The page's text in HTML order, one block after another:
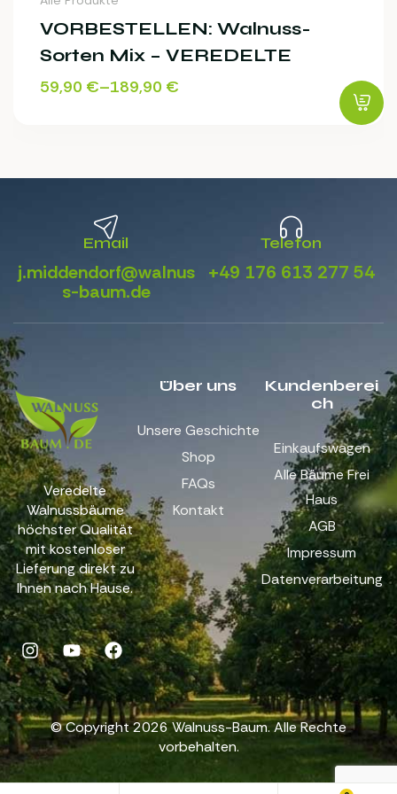
VORBESTELLEN: Walnuss-
Sorten Mix – VEREDELTE
59,90 €–189,90 €
Email
j.middendorf@walnus
s-baum.de
Telefon
+49 176 613 277 54
Über uns
Unsere Geschichte
Shop
FAQs
Kontakt
Kundenberei
ch
Einkaufswagen
Alle Bäume Frei
Haus
AGB
Impressum
Datenverarbeitung
Veredelte
Walnussbäume
höchster Qualität
mit kostenloser
Lieferung direkt zu
Ihnen nach Hause.
© Copyright 2026 Walnuss-Baum. Alle Rechte
vorbehalten.